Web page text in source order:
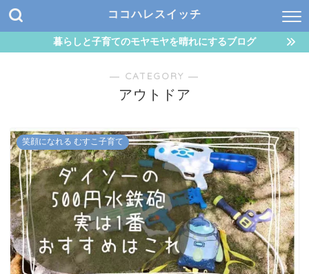
ココハレスイッチ
暮らしと子育てのモヤモヤを晴れにするブログ
― CATEGORY ―
アウトドア
笑顔になれる むすこ子育て